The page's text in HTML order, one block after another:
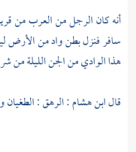
أنه كان الرجل من العرب من
سافر فنزل بطن واد من الأرض
هذا الوادي من الجن الليلة من
قالابن هشام: الرهق :